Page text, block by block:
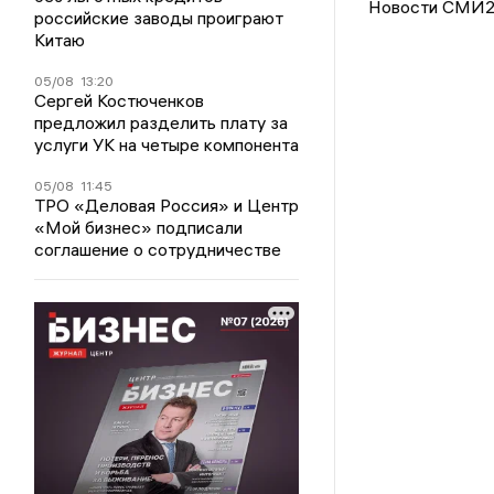
российские заводы проиграют
Китаю
05/08 13:20
Сергей Костюченков
предложил разделить плату за
услуги УК на четыре компонента
05/08 11:45
ТРО «Деловая Россия» и Центр
«Мой бизнес» подписали
соглашение о сотрудничестве
Новости